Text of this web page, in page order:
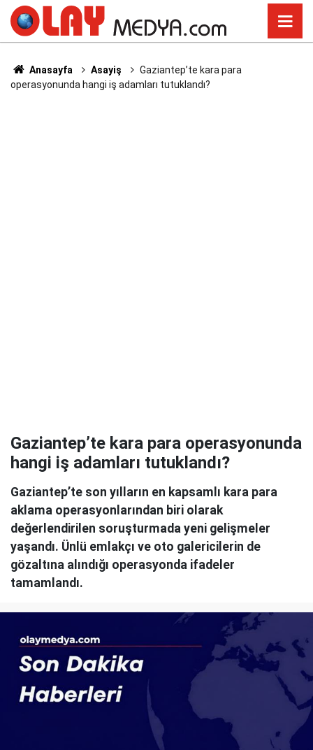
Anasayfa Asayiş
Gaziantep’te kara para
operasyonunda hangi iş adamları tutuklandı?
Gaziantep’te kara para operasyonunda
hangi iş adamları tutuklandı?
Gaziantep’te son yılların en kapsamlı kara para
aklama operasyonlarından biri olarak
değerlendirilen soruşturmada yeni gelişmeler
yaşandı. Ünlü emlakçı ve oto galericilerin de
gözaltına alındığı operasyonda ifadeler
tamamlandı.